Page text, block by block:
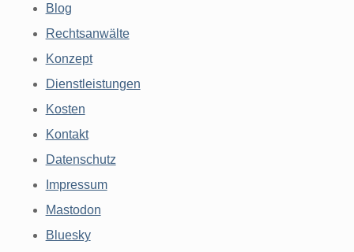
Blog
Rechtsanwälte
Konzept
Dienstleistungen
Kosten
Kontakt
Datenschutz
Impressum
Mastodon
Bluesky